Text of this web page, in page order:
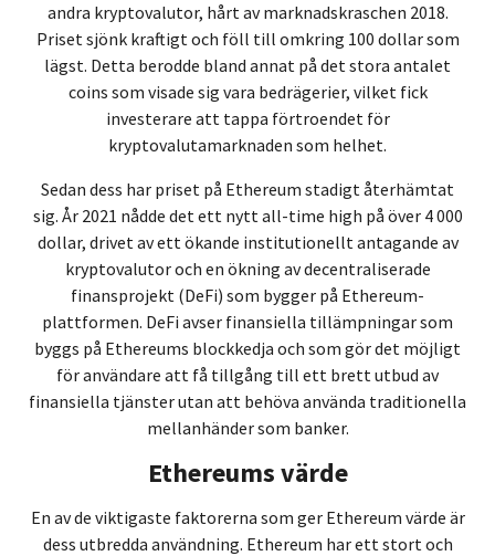
andra kryptovalutor, hårt av marknadskraschen 2018.
Priset sjönk kraftigt och föll till omkring 100 dollar som
lägst. Detta berodde bland annat på det stora antalet
coins som visade sig vara bedrägerier, vilket fick
investerare att tappa förtroendet för
kryptovalutamarknaden som helhet.
Sedan dess har priset på Ethereum stadigt återhämtat
sig. År 2021 nådde det ett nytt all-time high på över 4 000
dollar, drivet av ett ökande institutionellt antagande av
kryptovalutor och en ökning av decentraliserade
finansprojekt (DeFi) som bygger på Ethereum-
plattformen. DeFi avser finansiella tillämpningar som
byggs på Ethereums blockkedja och som gör det möjligt
för användare att få tillgång till ett brett utbud av
finansiella tjänster utan att behöva använda traditionella
mellanhänder som banker.
Ethereums värde
En av de viktigaste faktorerna som ger Ethereum värde är
dess utbredda användning. Ethereum har ett stort och